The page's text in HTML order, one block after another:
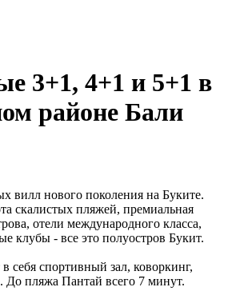
3+1, 4+1 и 5+1 в
районе Бали
вилл нового поколения на Буките.
скалистых пляжей, премиальная
отели международного класса,
клубы - все это полуостров Букит.
себя спортивный зал, коворкинг,
До пляжа Пантай всего 7 минут.